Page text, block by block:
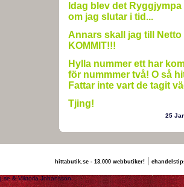
Idag blev det
om jag slutar i tid...
Annars skall jag till Netto
KOMMIT!!!
Hylla nummer ett har
för nummmer två! O så
Fattar inte vart de tagit
Tjing!
25
hittabutik.se - 13.000 webbutiker!|
nogg.se & Viktoria Johansson